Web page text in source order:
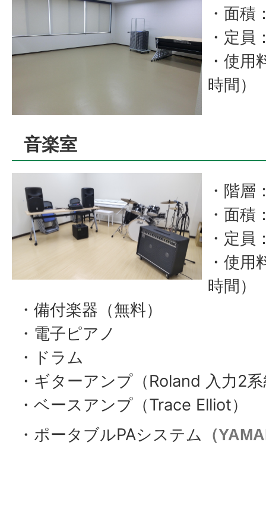
・面
・定員
・使
時間）
音楽室
・階層
・面積
・定員
・使
時間）
・備付楽器（無料）
・電子ピアノ
・ドラム
・ギターアンプ（Roland 入力2
・ベースアンプ（Trace Elliot）
・ポータブルPAシステム （